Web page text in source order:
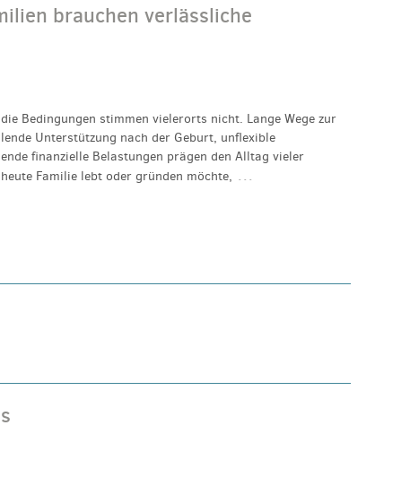
brauchen verlässliche
Bedingungen stimmen vielerorts nicht. Lange Wege zur
Unterstützung nach der Geburt, unflexible
finanzielle Belastungen prägen den Alltag vieler
Familie lebt oder gründen möchte, …